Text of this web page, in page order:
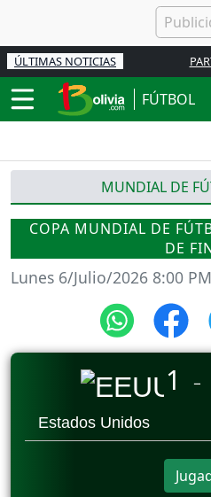
ÚLTIMAS NOTICIAS
FÚTBOL
MUNDIAL DE
COPA MUNDIAL DE
DE
Lunes 6/Julio/2026 8:00 PM
Estados Unidos
1 _